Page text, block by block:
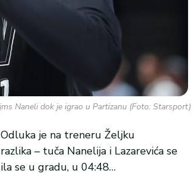
Naneli dok je igrao u Partizanu (Foto: Starsport)
je na treneru Željku
– tuča Nanelija i Lazarevića se
se u gradu, u 04:48…